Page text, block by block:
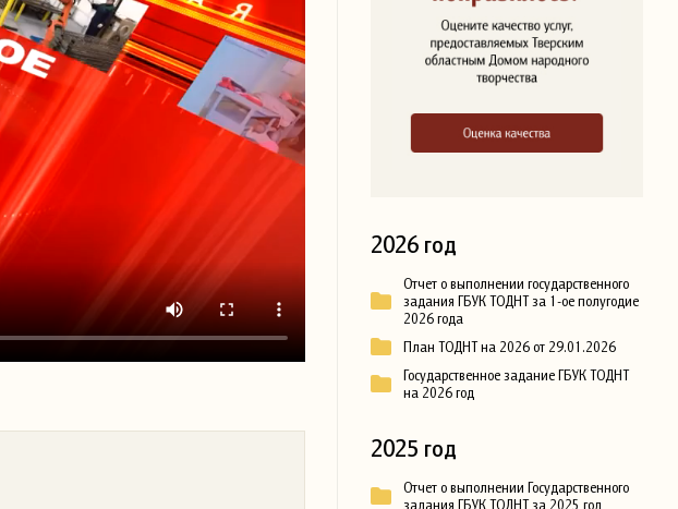
2026 год
Отчет о выполнении государственного
задания ГБУК ТОДНТ за 1-ое полугодие
2026 года
План ТОДНТ на 2026 от 29.01.2026
Государственное задание ГБУК ТОДНТ
на 2026 год
2025 год
Отчет о выполнении Государственного
задания ГБУК ТОДНТ за 2025 год